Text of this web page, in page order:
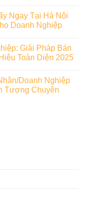
Ngay Tại Hà Nội
Doanh Nghiệp
Giải Pháp Bán
Toàn Diện 2025
Doanh Nghiệp
Tượng Chuyên